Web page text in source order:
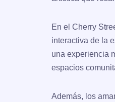
En el Cherry
interactiva de la
una experiencia
espacios
Además, los